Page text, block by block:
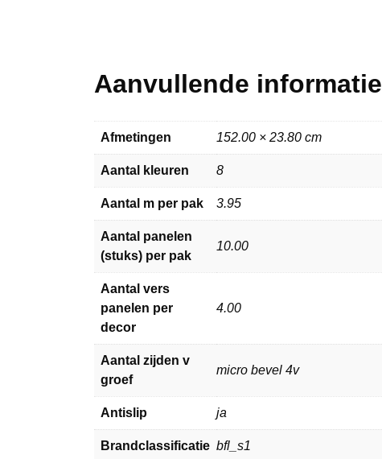
Aanvullende informatie
Afmetingen 152.00 × 23.80 cm
Aantal kleuren 8
Aantal m per pak 3.95
Aantal panelen
(stuks) per pak
10.00
Aantal vers
panelen per
decor
4.00
Aantal zijden v
groef
micro bevel 4v
Antislip ja
Brandclassificatie bfl_s1